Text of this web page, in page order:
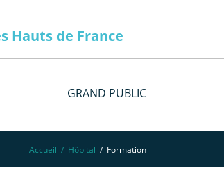
Hauts de France
GRAND PUBLIC
Accueil Hôpital Formation